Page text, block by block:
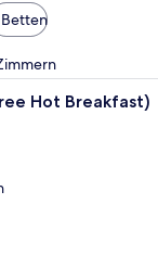
Ein
Hot Breakfast)